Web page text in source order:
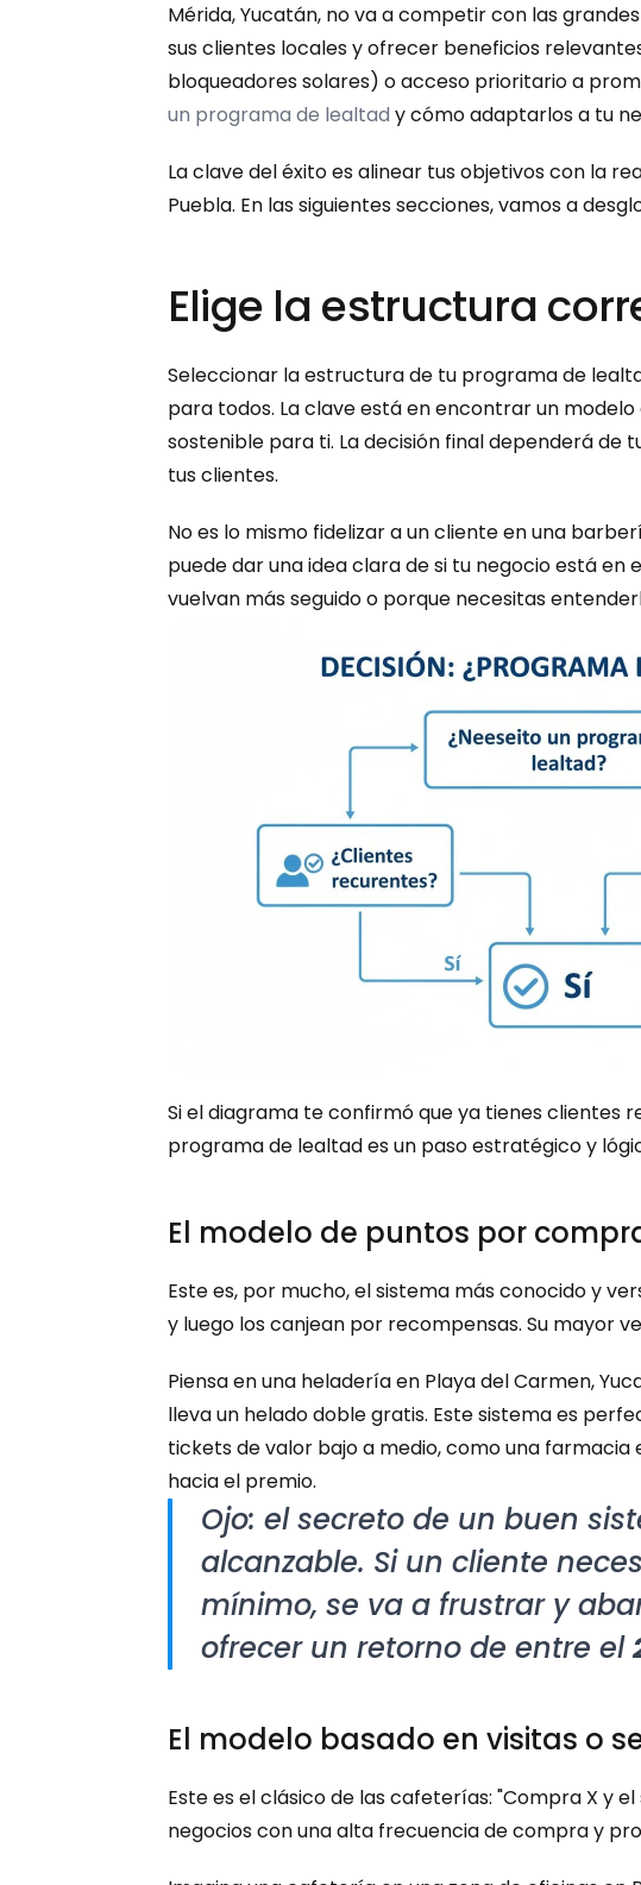
Mérida, Yucatán, no va a competir con las
sus clientes locales y ofrecer beneficios
bloqueadores solares) o acceso prioritario a
un programa de lealtad y cómo adaptarlos a tu
La clave del éxito es alinear tus objetivos con la
Puebla. En las siguientes secciones, vamos a
Elige la estructura
Seleccionar la estructura de tu programa de
para todos. La clave está en encontrar un
sostenible para ti. La decisión final dependerá de
tus clientes.
No es lo mismo fidelizar a un cliente en una
puede dar una idea clara de si tu negocio está
vuelvan más seguido o porque necesitas
Si el diagrama te confirmó que ya tienes clientes
programa de lealtad es un paso estratégico y
El modelo de puntos por
Este es, por mucho, el sistema más conocido y
y luego los canjean por recompensas. Su mayor
Piensa en una heladería en Playa del Carmen,
lleva un helado doble gratis. Este sistema es
tickets de valor bajo a medio, como una
hacia el premio.
Ojo: el secreto de un buen
alcanzable. Si un cliente
mínimo, se va a frustrar y
ofrecer un retorno de entre el
El modelo basado en visitas o
Este es el clásico de las cafeterías: "Compra X y
negocios con una alta frecuencia de compra y